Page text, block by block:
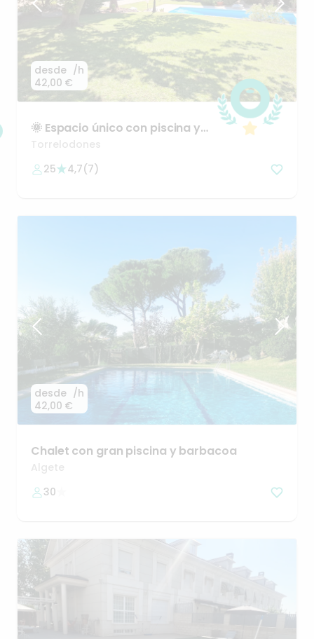
desde
42,00 €
/h
🌞 Espacio único con piscina y
confort total
Torrelodones
25
4,7(7)
desde
42,00 €
/h
Chalet con gran piscina y barbacoa
Algete
30